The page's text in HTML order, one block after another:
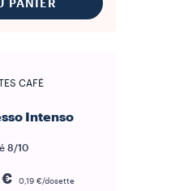
PANIER
CAFÉ
Intenso
8/10
€ 0,19 €/dosette